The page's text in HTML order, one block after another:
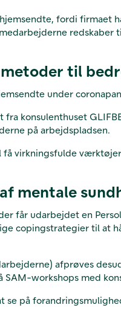
fordi
redskaber
til
under
konsulenthuset
på arbejdspladsen.
virkningsfulde
mentale
får udarbejdet en
copingstrategier til at
afprøves
workshops med
se på